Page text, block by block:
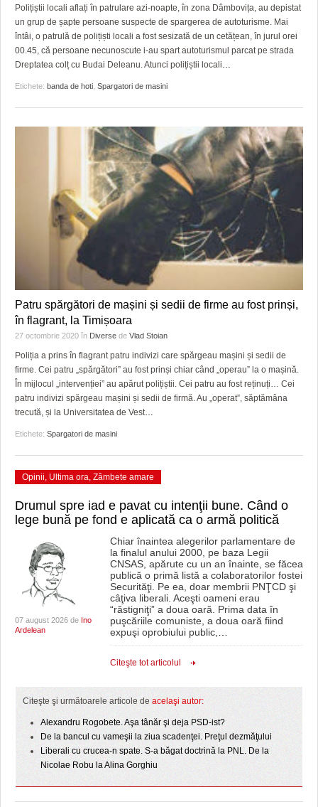
GRĂDINA TAICII DOMNULUI
ZIARISTU’ DE TERASĂ
CU OIŞTEA-N KIERKEGAARD
FINANŢĂRI DE LA A LA Z
CRONICĂ DE FILM
UNDE MERGEM
FILME DOCUMENTARE
CLIPURI VIDEO
ACCIDENTE
ANUNŢURI
INFO SI UTILE
CULTURA
FILME DOCUMENTARE
CLIPURI VIDEO
JOCURI ONLINE
DIVERSE
HARTA TIMIŞOAREI
LICEE, ŞCOLI ŞI GRĂDINIŢE DIN TIMIŞ
PRIMĂRIILE DIN TIMIŞ
SFATUL MEDICULUI
SFATURI JURIDICE
Polițiștii locali aflați în patrulare azi-noapte, în zona Dâmbovița, au depistat
un grup de șapte persoane suspecte de spargerea de autoturisme. Mai
întâi, o patrulă de polițiști locali a fost sesizată de un cetățean, în jurul orei
00.45, că persoane necunoscute i-au spart autoturismul parcat pe strada
Dreptatea colț cu Budai Deleanu. Atunci polițiștii locali…
Etichete: banda de hoti Spargatori de masini
Patru spărgători de mașini și sedii de firme au fost prinși,
în flagrant, la Timișoara
27 octombrie 2020 în Diverse de Vlad Stoian
Poliția a prins în flagrant patru indivizi care spărgeau mașini și sedii de
firme. Cei patru „spărgători” au fost prinși chiar când „operau” la o mașină.
În mijlocul „intervenției” au apărut polițiștii. Cei patru au fost reținuți… Cei
patru indivizi spărgeau mașini și sedii de firmă. Au „operat”, săptămâna
trecută, și la Universitatea de Vest…
Etichete: Spargatori de masini
Opinii, Ultima ora, Zâmbete amare
Drumul spre iad e pavat cu intenţii bune. Când o
lege bună pe fond e aplicată ca o armă politică
07 august 2026 de Ino
Ardelean
Chiar înaintea alegerilor parlamentare de
la finalul anului 2000, pe baza Legii
CNSAS, apărute cu un an înainte, se făcea
publică o primă listă a colaboratorilor fostei
Securităţi. Pe ea, doar membrii PNŢCD şi
câţiva liberali. Aceşti oameni erau
“răstigniţi” a doua oară. Prima data în
puşcăriile comuniste, a doua oară fiind
expuşi oprobiului public,
Citeşte tot articolul
Citeşte şi următoarele articole de acelaşi autor:
Alexandru Rogobete. Aşa tânăr şi deja PSD-ist?
De la bancul cu vameşii la ziua scadenţei. Preţul dezmăţului
Liberali cu crucea-n spate. S-a băgat doctrină la PNL. De la
Nicolae Robu la Alina Gorghiu